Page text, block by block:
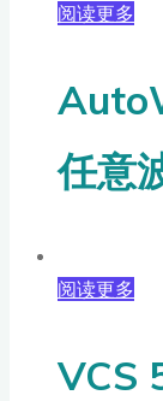
阅读更多
任意
阅读更多
VCS